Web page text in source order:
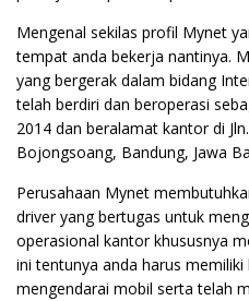
Mengenal sekilas profil Mynet
tempat anda bekerja nantinya.
yang bergerak dalam bidang
telah berdiri dan beroperasi
2014 dan beralamat kantor di
Bojongsoang, Bandung, Jawa
Perusahaan Mynet
driver yang bertugas untuk
operasional kantor khususnya
ini tentunya anda harus
mengendarai mobil serta telah